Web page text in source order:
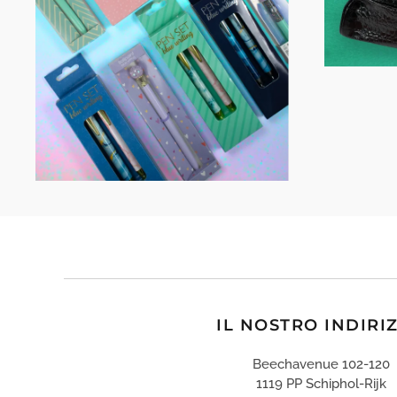
IL NOSTRO
Beechavenue 102-120
1119 PP Schiphol-Rijk